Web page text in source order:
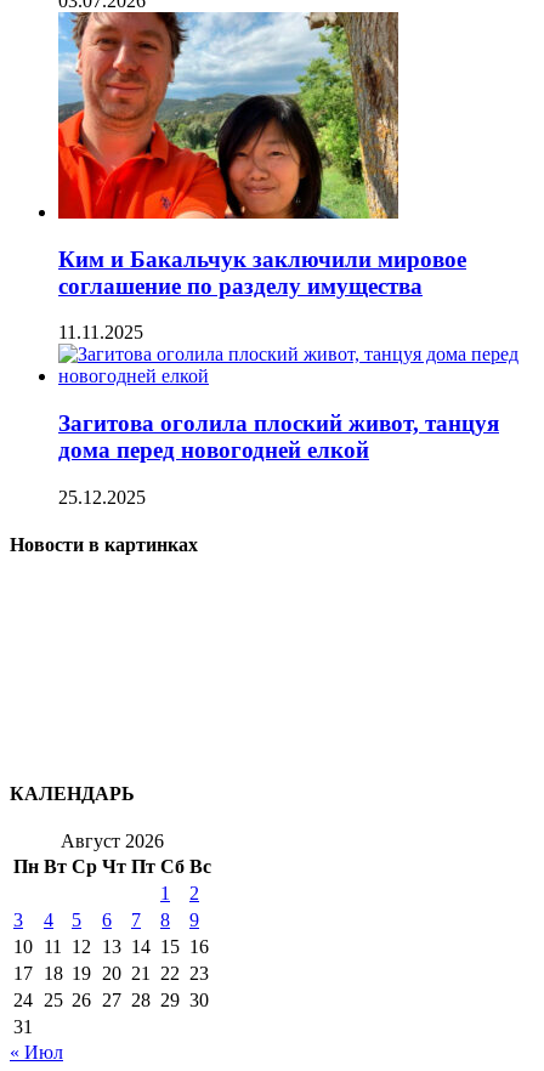
Ким и Бакальчук заключили мировое
соглашение по разделу имущества
11.11.2025
Загитова оголила плоский живот, танцуя
дома перед новогодней елкой
25.12.2025
Новости в картинках
КАЛЕНДАРЬ
Август 2026
Пн Вт Ср Чт Пт Сб Вс
1
2
3
4 5 6 7 8
9
10 11 12 13 14 15 16
17 18 19 20 21 22 23
24 25 26 27 28 29 30
31
« Июл